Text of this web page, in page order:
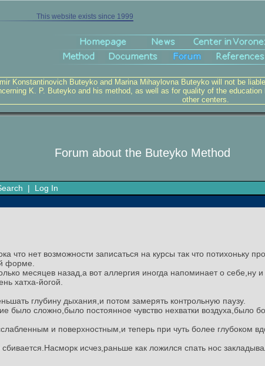
This website exists since 1999
Konstantinovich Buteyko and Marina Mihaylovna Buteyko will not be
K. P. Buteyko and his method, as well as for quality of the
other centers.
Forum about the Buteyko Method
| Log In
что нет возможности записаться на курсы так что потихоньку
форме.
месяцев назад,а вот аллергия иногда напоминает о себе,ну
хатха-йогой.
глубину дыхания,и потом замерять контрольную паузу.
было сложно,было постоянное чувство нехватки воздуха,было
и поверхностным,и теперь при чуть более глубоком
исчез,раньше как ложился спать нос